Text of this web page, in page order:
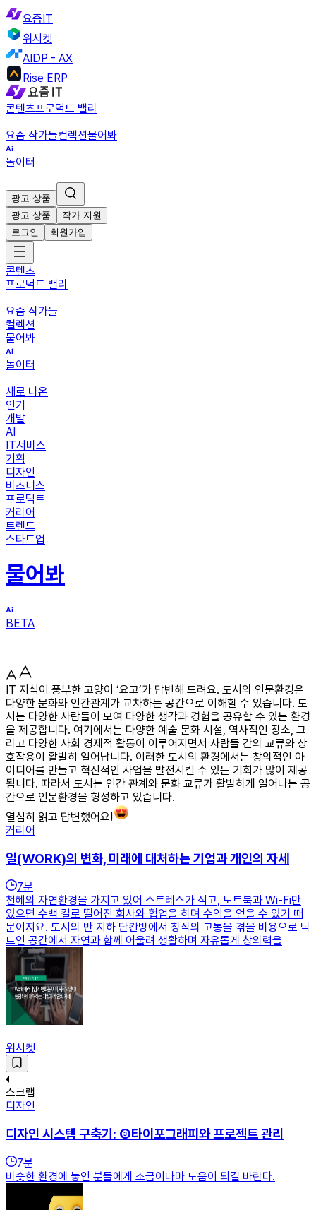
요즘IT
위시켓
AIDP - AX
Rise ERP
콘텐츠프로덕트 밸리
요즘 작가들컬렉션물어봐
놀이터
광고 상품
광고 상품
작가 지원
로그인
회원가입
콘텐츠
프로덕트 밸리
요즘 작가들
컬렉션
물어봐
놀이터
새로 나온
인기
개발
AI
IT서비스
기획
디자인
비즈니스
프로덕트
커리어
트렌드
스타트업
물어봐
BETA
IT 지식이 풍부한 고양이 ‘요고’가 답변해 드려요. 도시의 인문환경은
다양한 문화와 인간관계가 교차하는 공간으로 이해할 수 있습니다. 도
시는 다양한 사람들이 모여 다양한 생각과 경험을 공유할 수 있는 환경
을 제공합니다. 여기에서는 다양한 예술 문화 시설, 역사적인 장소, 그
리고 다양한 사회 경제적 활동이 이루어지면서 사람들 간의 교류와 상
호작용이 활발히 일어납니다. 이러한 도시의 환경에서는 창의적인 아
이디어를 만들고 혁신적인 사업을 발전시킬 수 있는 기회가 많이 제공
됩니다. 따라서 도시는 인간 관계와 문화 교류가 활발하게 일어나는 공
간으로 인문환경을 형성하고 있습니다.
열심히 읽고 답변했어요!
커리어
일(WORK)의 변화, 미래에 대처하는 기업과 개인의 자세
7분
천혜의 자연환경을 가지고 있어 스트레스가 적고, 노트북과 Wi-Fi만
있으면 수백 킬로 떨어진 회사와 협업을 하며 수익을 얻을 수 있기 때
문이지요. 도시의 반 지하 단칸방에서 창작의 고통을 겪을 비용으로 탁
트인 공간에서 자연과 함께 어울려 생활하며 자유롭게 창의력을
위시켓
스크랩
디자인
디자인 시스템 구축기: ③타이포그래피와 프로젝트 관리
7분
비슷한 환경에 놓인 분들에게 조금이나마 도움이 되길 바란다.